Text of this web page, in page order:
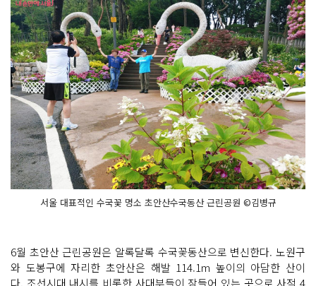
서울 대표적인 수국꽃 명소 초안산수국동산 근린공원 ©김병규
6월 초안산 근린공원은 알록달록 수국꽃동산으로 변신한다. 노원구
와 도봉구에 자리한 초안산은 해발 114.1m 높이의 아담한 산이
다. 조선시대 내시를 비롯한 사대부들이 잠들어 있는 곳으로 사적 4